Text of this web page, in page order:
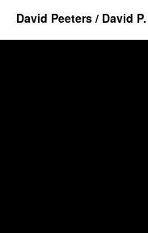
David Peeters / David P.